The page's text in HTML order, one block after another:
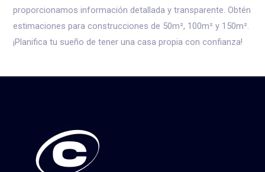
proporcionamos información detallada y transparente. Obtén
estimaciones para construcciones de 50m², 100m² y 150m².
¡Planifica tu sueño de tener una casa propia con confianza!